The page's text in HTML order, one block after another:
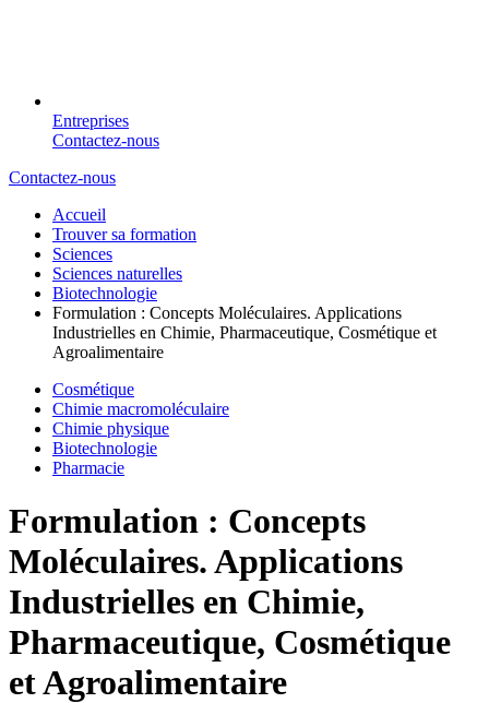
Entreprises
Contactez-nous
Contactez-nous
Accueil
Trouver sa formation
Sciences
Sciences naturelles
Biotechnologie
Formulation : Concepts Moléculaires. Applications
Industrielles en Chimie, Pharmaceutique, Cosmétique et
Agroalimentaire
Cosmétique
Chimie macromoléculaire
Chimie physique
Biotechnologie
Pharmacie
Formulation : Concepts
Moléculaires. Applications
Industrielles en Chimie,
Pharmaceutique, Cosmétique
et Agroalimentaire